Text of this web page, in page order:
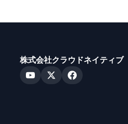
株式会社クラウドネイティブ